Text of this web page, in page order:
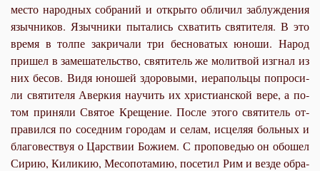
ме­сто на­род­ных со­бра­ний и от­кры­то об­ли­чил за­блуж­де­ния
языч­ни­ков. Языч­ни­ки пы­та­лись схва­тить свя­ти­те­ля. В это
вре­мя в тол­пе за­кри­ча­ли три бес­но­ва­тых юно­ши. На­род
при­шел в за­ме­ша­тель­ство, свя­ти­тель же мо­лит­вой из­гнал из
них бе­сов. Ви­дя юно­шей здо­ро­вы­ми, иера­поль­цы по­про­си­
ли свя­ти­те­ля Авер­кия на­учить их хри­сти­ан­ской ве­ре, а по­
том при­ня­ли Свя­тое Кре­ще­ние. По­сле это­го свя­ти­тель от­
пра­вил­ся по со­сед­ним го­ро­дам и се­лам, ис­це­ляя боль­ных и
бла­го­вест­вуя о Цар­ствии Бо­жи­ем. С про­по­ве­дью он обо­шел
Си­рию, Ки­ли­кию, Ме­со­по­та­мию, по­се­тил Рим и вез­де об­ра­